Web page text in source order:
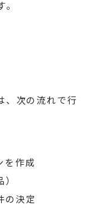
、次の流れで行
を作成
の決定